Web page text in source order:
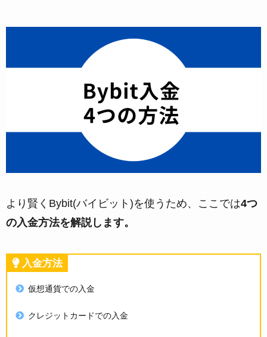
より賢くBybit(バイビット)を使うため、ここでは4つ
の入金方法を解説します。
入金方法
仮想通貨での入金
クレジットカードでの入金